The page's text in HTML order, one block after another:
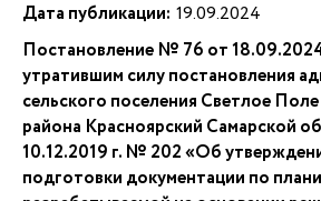
Дата публикации: 19.09.2024
Постановление № 76 от
утратившим силу постановления
сельского поселения Светлое
района Красноярский Самарской
10.12.2019 г. № 202 «Об
подготовки документации по